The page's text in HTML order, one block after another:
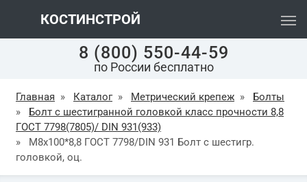
КОСТИНСТРОЙ
8 (800) 550-44-59
по России бесплатно
Главная » Каталог » Метрический крепеж »
Болты
»
Болт с шестигранной головкой класс прочности 8,8
ГОСТ 7798(7805)/ DIN 931(933)
»
М8х100*8,8 ГОСТ 7798/DIN 931 Болт с шестигр.
головкой, оц.